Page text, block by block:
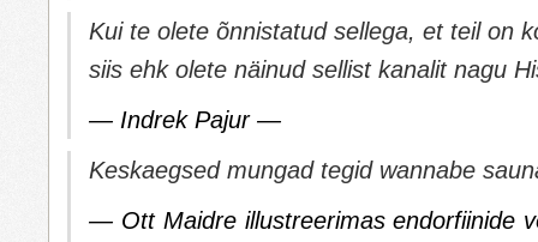
Kui te olete õnnistatud sellega, et teil on
siis ehk olete näinud sellist kanalit nagu
— Indrek Pajur —
Keskaegsed mungad tegid wannabe
— Ott Maidre illustreerimas endorfiinide